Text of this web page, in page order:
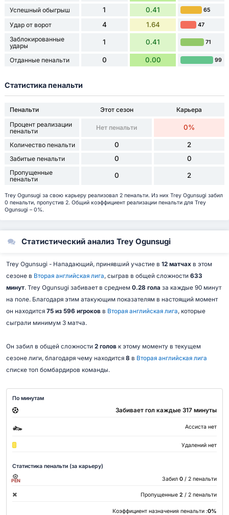
Успешный обыгрыш 1 0.41 65
Удар от ворот 4 1.64 47
Заблокированные
удары
1 0.41 71
Отданные пенальти 0 0.00 99
Статистика пенальти
Пенальти Этот сезон
Карьера
Процент реализации
пенальти
Нет пенальти 0%
Количество пенальти 0 2
Забитые пенальти 0 0
Пропущенные
пенальти
0 2
Trey Ogunsugi за свою карьеру реализовал 2 пенальти. Из них Trey Ogunsugi забил
0 пенальти, пропустив 2. Общий коэффициент реализации пенальти для Trey
Ogunsugi – 0%.
Статистический анализ Trey Ogunsugi
Trey Ogunsugi - Нападающий, принявший участие в 12 матчахв этом
сезоне в Вторая английская лига, сыграв в общей сложности 633
минут. Trey Ogunsugi забивает в среднем 0.28 гола за каждые 90 минут
на поле. Благодаря этим атакующим показателям в настоящий момент
он находится 75 из 596 игроковв Вторая английская лига, которые
сыграли минимум 3 матча.
Он забил в общей сложности 2 головк этому моменту в текущем
сезоне лиги, благодаря чему находится 8 в Вторая английская лига
списке топ бомбардиров команды.
По минутам
Забивает гол каждые 317 минуты
Ассиста нет
Удалений нет
Статистика пенальти (за карьеру)
PEN Забил 0 / 2 пенальти
Пропущенные 2 / 2 пенальти
Коэффициент назначения пенальти :0%